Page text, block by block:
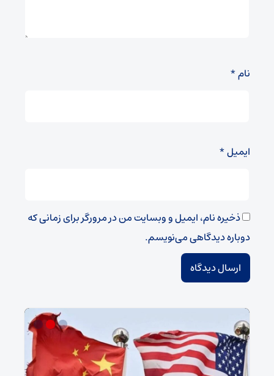
نام*
ایمیل*
ذخیره نام، ایمیل و وبسایت من در مرورگر برای زمانی که
دوباره دیدگاهی می‌نویسم.